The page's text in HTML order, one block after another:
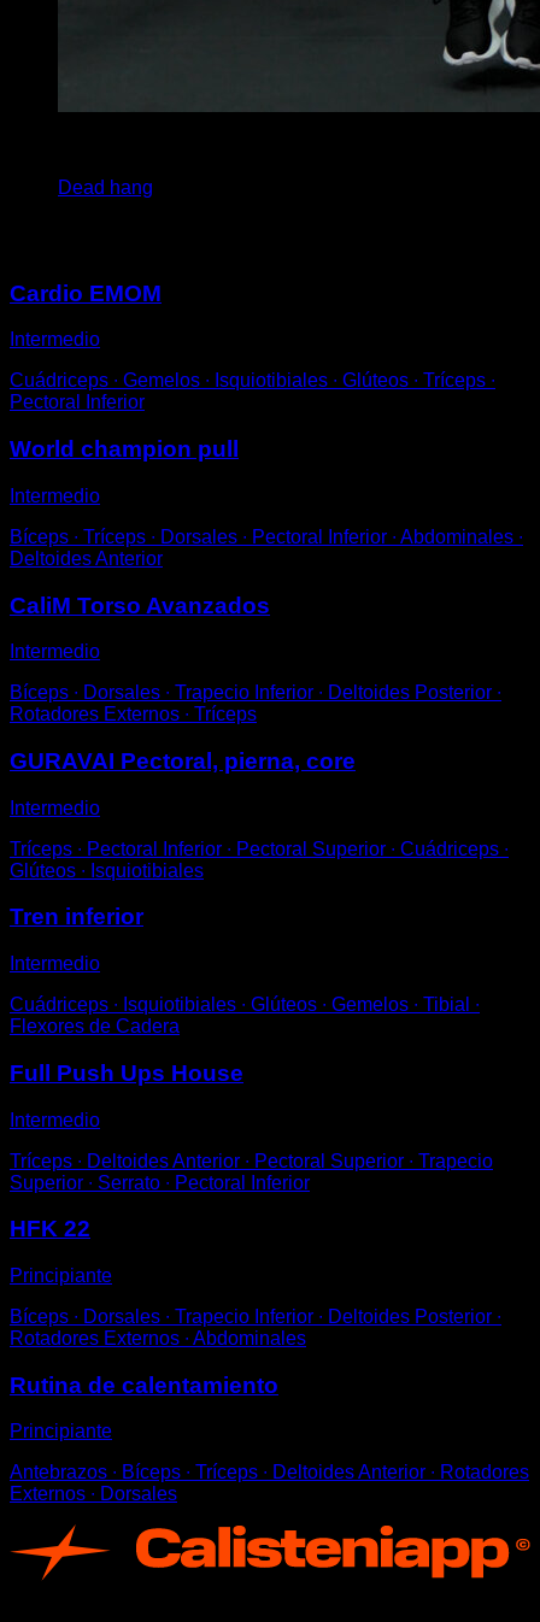
Dead hang
Cardio EMOM
Intermedio
Cuádriceps ∙ Gemelos ∙ Isquiotibiales ∙ Glúteos ∙ Tríceps ∙
Pectoral Inferior
World champion pull
Intermedio
Bíceps ∙ Tríceps ∙ Dorsales ∙ Pectoral Inferior ∙ Abdominales ∙
Deltoides Anterior
CaliM Torso Avanzados
Intermedio
Bíceps ∙ Dorsales ∙ Trapecio Inferior ∙ Deltoides Posterior ∙
Rotadores Externos ∙ Tríceps
GURAVAI Pectoral, pierna, core
Intermedio
Tríceps ∙ Pectoral Inferior ∙ Pectoral Superior ∙ Cuádriceps ∙
Glúteos ∙ Isquiotibiales
Tren inferior
Intermedio
Cuádriceps ∙ Isquiotibiales ∙ Glúteos ∙ Gemelos ∙ Tibial ∙
Flexores de Cadera
Full Push Ups House
Intermedio
Tríceps ∙ Deltoides Anterior ∙ Pectoral Superior ∙ Trapecio
Superior ∙ Serrato ∙ Pectoral Inferior
HFK 22
Principiante
Bíceps ∙ Dorsales ∙ Trapecio Inferior ∙ Deltoides Posterior ∙
Rotadores Externos ∙ Abdominales
Rutina de calentamiento
Principiante
Antebrazos ∙ Bíceps ∙ Tríceps ∙ Deltoides Anterior ∙ Rotadores
Externos ∙ Dorsales